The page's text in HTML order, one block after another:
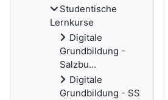
Studentische
Lernkurse
Digitale
Grundbildung -
Salzbu...
Digitale
Grundbildung - SS